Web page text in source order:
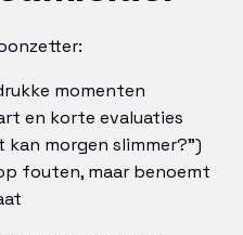
momenten
en korte evaluaties
morgen slimmer?”)
fouten, maar benoemt